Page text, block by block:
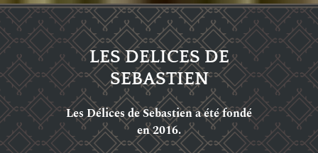
LES DELICES DE
SEBASTIEN
Les Délices de Sebastien a été fondé
en 2016.